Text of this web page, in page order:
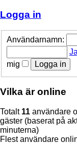
Logga in
Användarnamn:
mig
Vilka är online
Totalt 11 användare
gäster (baserat på
minuterna)
Flest användare